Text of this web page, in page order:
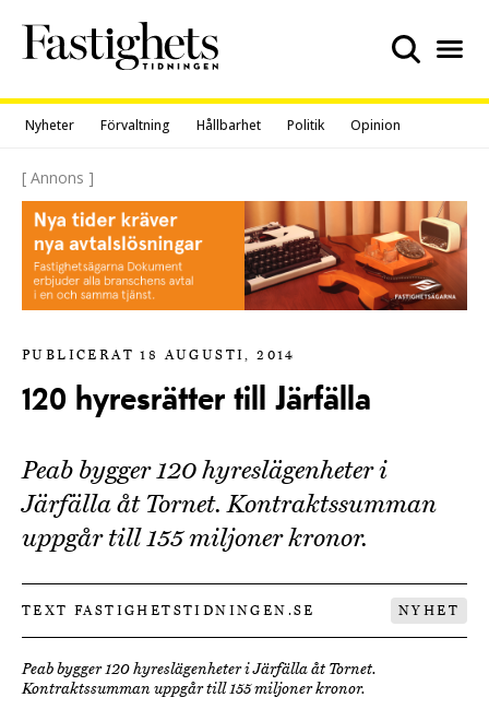
content
Nyheter Förvaltning Hållbarhet Politik Opinion
[ Annons ]
PUBLICERAT 18 AUGUSTI, 2014
120 hyresrätter till Järfälla
Peab bygger 120 hyreslägenheter i
Järfälla åt Tornet. Kontraktssumman
uppgår till 155 miljoner kronor.
TEXT FASTIGHETSTIDNINGEN.SE NYHET
Peab bygger 120 hyreslägenheter i Järfälla åt Tornet.
Kontraktssumman uppgår till 155 miljoner kronor.